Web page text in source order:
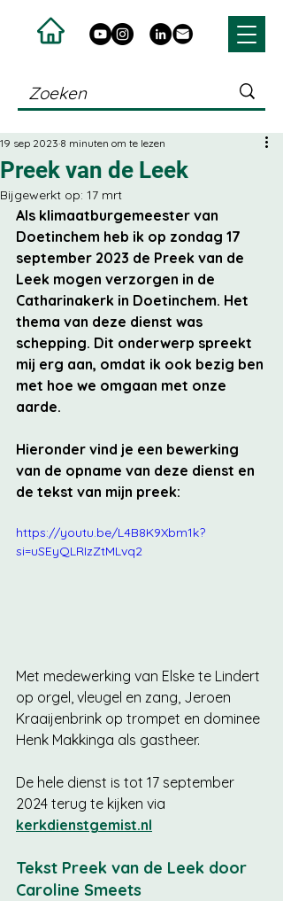
Preek van de Leek
19 sep 2023 8 minuten om te lezen
Bijgewerkt op: 17 mrt
Als klimaatburgemeester van
Doetinchem heb ik op zondag 17
september 2023 de Preek van de
Leek mogen verzorgen in de
Catharinakerk in Doetinchem. Het
thema van deze dienst was
schepping. Dit onderwerp spreekt
mij erg aan, omdat ik ook bezig ben
met hoe we omgaan met onze
aarde.
Hieronder vind je een bewerking
van de opname van deze dienst en
de tekst van mijn preek:
https://youtu.be/L4B8K9Xbm1k?
si=uSEyQLRIzZtMLvq2
Met medewerking van Elske te Lindert
op orgel, vleugel en zang, Jeroen
Kraaijenbrink op trompet en dominee
Henk Makkinga als gastheer.
De hele dienst is tot 17 september
2024 terug te kijken via
kerkdienstgemist.nl
Tekst Preek van de Leek door
Caroline Smeets